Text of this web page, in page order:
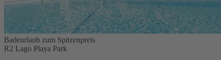
Badeurlaub zum Spitzenpreis
R2 Lago Playa Park